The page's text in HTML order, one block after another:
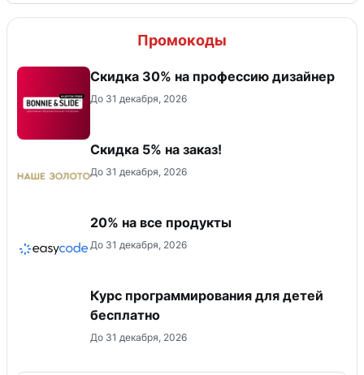
Промокоды
Скидка 30% на профессию дизайнер
До 31 декабря, 2026
Скидка 5% на заказ!
До 31 декабря, 2026
20% на все продукты
До 31 декабря, 2026
Курс программирования для детей
бесплатно
До 31 декабря, 2026